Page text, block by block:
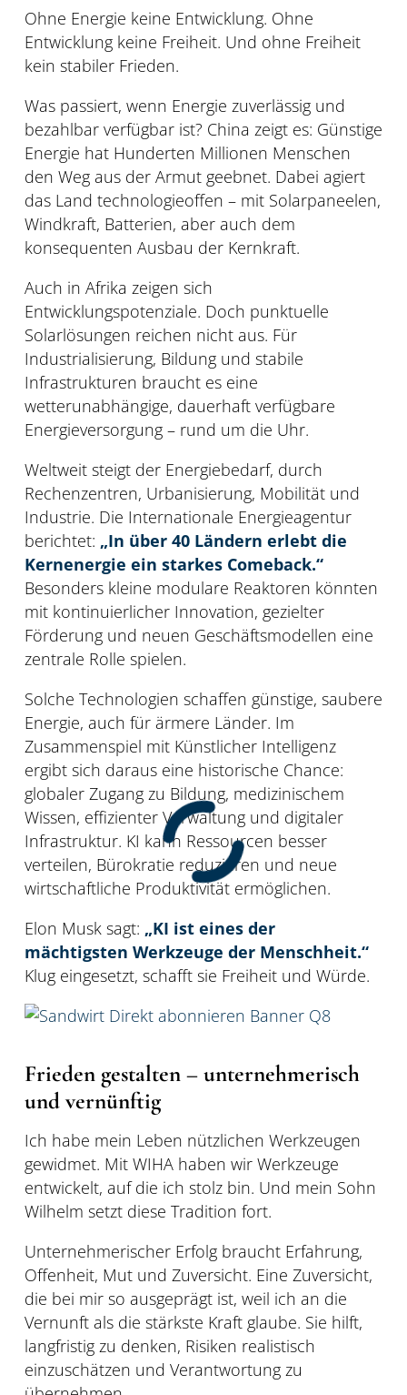
Ohne Energie keine Entwicklung. Ohne
Entwicklung keine Freiheit. Und ohne Freiheit
kein stabiler Frieden.
Was passiert, wenn Energie zuverlässig und
bezahlbar verfügbar ist? China zeigt es: Günstige
Energie hat Hunderten Millionen Menschen
den Weg aus der Armut geebnet. Dabei agiert
das Land technologieoffen – mit Solarpaneelen,
Windkraft, Batterien, aber auch dem
konsequenten Ausbau der Kernkraft.
Auch in Afrika zeigen sich
Entwicklungspotenziale. Doch punktuelle
Solarlösungen reichen nicht aus. Für
Industrialisierung, Bildung und stabile
Infrastrukturen braucht es eine
wetterunabhängige, dauerhaft verfügbare
Energieversorgung – rund um die Uhr.
Weltweit steigt der Energiebedarf, durch
Rechenzentren, Urbanisierung, Mobilität und
Industrie. Die Internationale Energieagentur
berichtet: „In über 40 Ländern erlebt die
Kernenergie ein starkes Comeback.“
Besonders kleine modulare Reaktoren könnten
mit kontinuierlicher Innovation, gezielter
Förderung und neuen Geschäftsmodellen eine
zentrale Rolle spielen.
Solche Technologien schaffen günstige, saubere
Energie, auch für ärmere Länder. Im
Zusammenspiel mit Künstlicher Intelligenz
ergibt sich daraus eine historische Chance:
globaler Zugang zu Bildung, medizinischem
Wissen, effizienter Verwaltung und digitaler
Infrastruktur. KI kann Ressourcen besser
verteilen, Bürokratie reduzieren und neue
wirtschaftliche Produktivität ermöglichen.
Elon Musk sagt: „KI ist eines der
mächtigsten Werkzeuge der Menschheit.“
Klug eingesetzt, schafft sie Freiheit und Würde.
Frieden gestalten – unternehmerisch
und vernünftig
Ich habe mein Leben nützlichen Werkzeugen
gewidmet. Mit WIHA haben wir Werkzeuge
entwickelt, auf die ich stolz bin. Und mein Sohn
Wilhelm setzt diese Tradition fort.
Unternehmerischer Erfolg braucht Erfahrung,
Offenheit, Mut und Zuversicht. Eine Zuversicht,
die bei mir so ausgeprägt ist, weil ich an die
Vernunft als die stärkste Kraft glaube. Sie hilft,
langfristig zu denken, Risiken realistisch
einzuschätzen und Verantwortung zu